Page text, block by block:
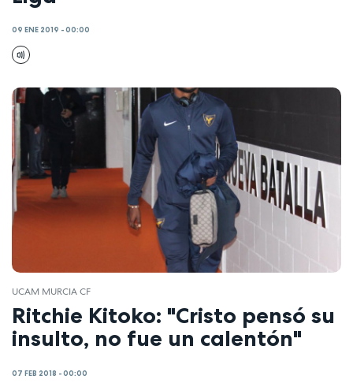
09 ENE 2019 - 00:00
UCAM MURCIA CF
Ritchie Kitoko: "Cristo pensó su
insulto, no fue un calentón"
07 FEB 2018 - 00:00